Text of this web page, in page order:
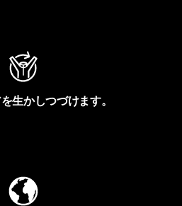
生かしつづけます。